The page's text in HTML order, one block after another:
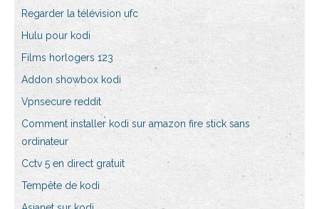
Regarder la télévision ufc
Hulu pour kodi
Films horlogers 123
Addon showbox kodi
Vpnsecure reddit
Comment installer kodi sur amazon fire stick sans
ordinateur
Cctv 5 en direct gratuit
Tempête de kodi